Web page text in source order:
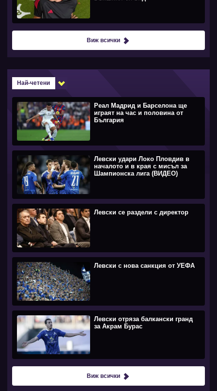
Виж всички
Най-четени
Реал Мадрид и Барселона ще
играят на час и половина от
България
Левски удари Локо Пловдив в
началото и в края с мисъл за
Шампионска лига (ВИДЕО)
Левски се раздели с директор
Левски с нова санкция от УЕФА
Левски отряза балкански гранд
за Акрам Бурас
Виж всички